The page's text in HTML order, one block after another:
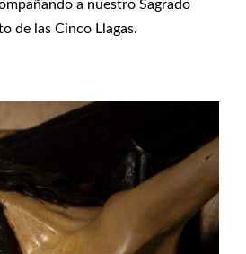
a nuestro Sagrado
de las Cinco Llagas.